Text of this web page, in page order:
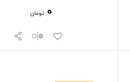
0 تومان